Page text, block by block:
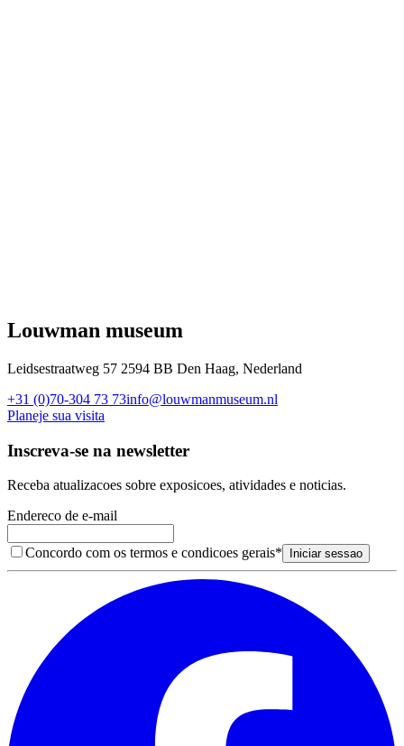
Louwman museum
Leidsestraatweg 57 2594 BB Den Haag, Nederland
+31 (0)70-304 73 73info@louwmanmuseum.nl
Planeje sua visita
Inscreva-se na newsletter
Receba atualizacoes sobre exposicoes, atividades e noticias.
Endereco de e-mail
Concordo com os termos e condicoes gerais* Iniciar sessao